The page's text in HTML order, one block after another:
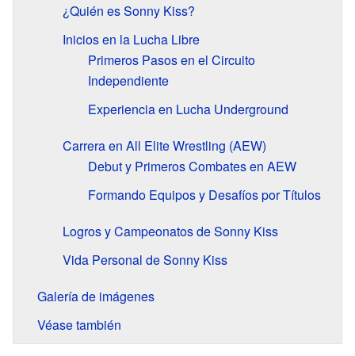
¿Quién es Sonny Kiss?
Inicios en la Lucha Libre
Primeros Pasos en el Circuito
Independiente
Experiencia en Lucha Underground
Carrera en All Elite Wrestling (AEW)
Debut y Primeros Combates en AEW
Formando Equipos y Desafíos por Títulos
Logros y Campeonatos de Sonny Kiss
Vida Personal de Sonny Kiss
Galería de imágenes
Véase también